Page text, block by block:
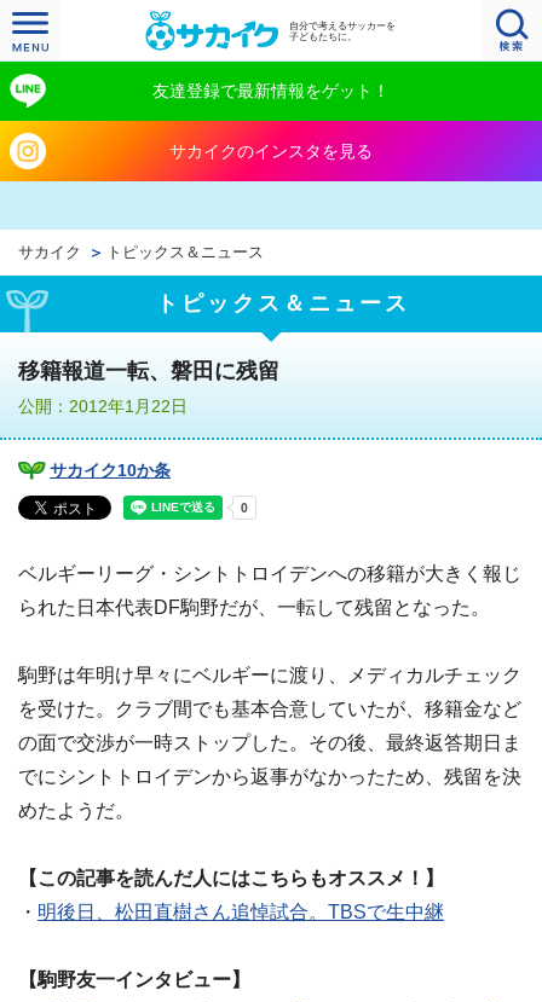
自分で考えるサッカーを
子どもたちに。
友達登録で最新情報をゲット！
サカイクのインスタを見る
サカイク トピックス＆ニュース
トピックス＆ニュース
移籍報道一転、磐田に残留
公開：2012年1月22日
サカイク10か条
ベルギーリーグ・シントトロイデンへの移籍が大きく報じ
られた日本代表DF駒野だが、一転して残留となった。
駒野は年明け早々にベルギーに渡り、メディカルチェック
を受けた。クラブ間でも基本合意していたが、移籍金など
の面で交渉が一時ストップした。その後、最終返答期日ま
でにシントトロイデンから返事がなかったため、残留を決
めたようだ。
【この記事を読んだ人にはこちらもオススメ！】
・ 明後日、松田直樹さん追悼試合。TBSで生中継
【駒野友一インタビュー】